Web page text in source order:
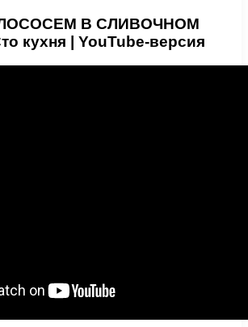
В СЛИВОЧНОМ
кухня | YouTube-версия